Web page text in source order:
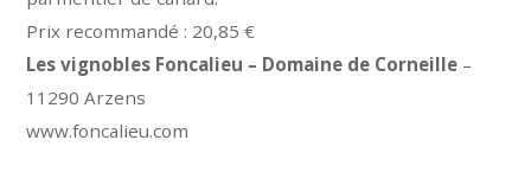
Prix recommandé : 20,85 €
Les vignobles Foncalieu – Domaine de Corneille –
11290 Arzens
www.foncalieu.com